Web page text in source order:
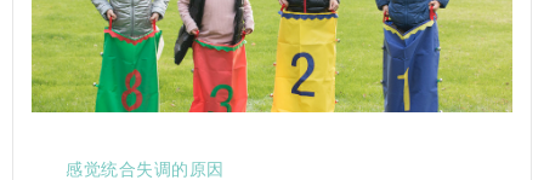
感觉统合失调的原因